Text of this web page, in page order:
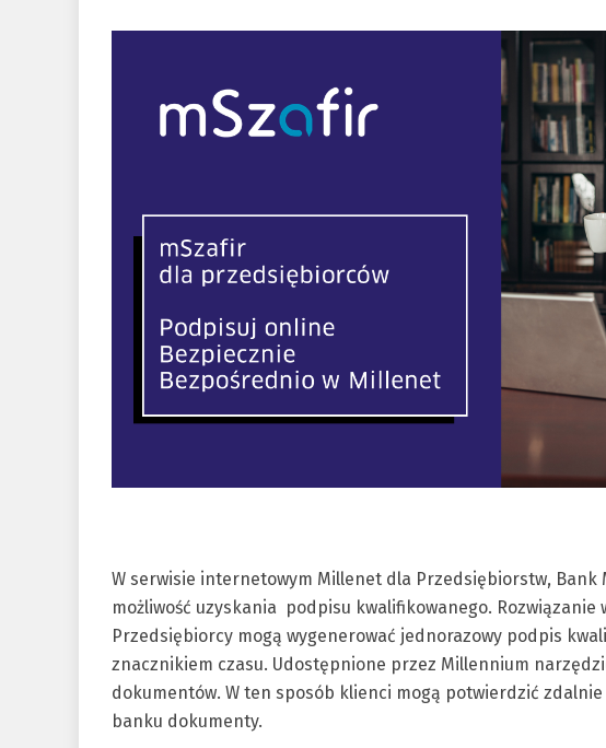
W serwisie internetowym Millenet dla Przedsiębiorstw, Bank
możliwość uzyskania podpisu kwalifikowanego. Rozwiązanie
Przedsiębiorcy mogą wygenerować jednorazowy podpis
znacznikiem czasu. Udostępnione przez Millennium
dokumentów. W ten sposób klienci mogą potwierdzić
banku dokumenty.